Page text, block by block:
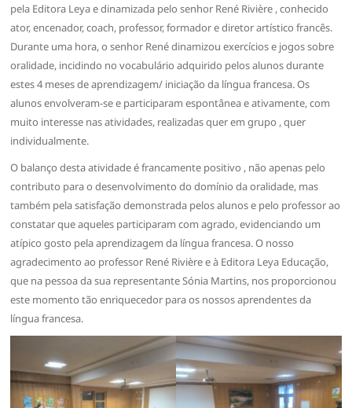
pela Editora Leya e dinamizada pelo senhor René Rivière , conhecido
ator, encenador, coach, professor, formador e diretor artístico francês.
Durante uma hora, o senhor René dinamizou exercícios e jogos sobre
oralidade, incidindo no vocabulário adquirido pelos alunos durante
estes 4 meses de aprendizagem/ iniciação da língua francesa. Os
alunos envolveram-se e participaram espontânea e ativamente, com
muito interesse nas atividades, realizadas quer em grupo , quer
individualmente.
O balanço desta atividade é francamente positivo , não apenas pelo
contributo para o desenvolvimento do domínio da oralidade, mas
também pela satisfação demonstrada pelos alunos e pelo professor ao
constatar que aqueles participaram com agrado, evidenciando um
atípico gosto pela aprendizagem da língua francesa. O nosso
agradecimento ao professor René Rivière e à Editora Leya Educação,
que na pessoa da sua representante Sónia Martins, nos proporcionou
este momento tão enriquecedor para os nossos aprendentes da
língua francesa.